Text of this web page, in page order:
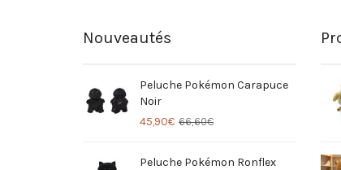
Nouveautés
Peluche Pokémon Carapuce
Noir
66,60€
45,90€
Peluche Pokémon Ronflex